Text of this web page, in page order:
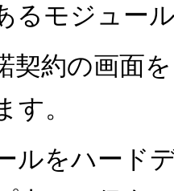
るモジュー
契約の画面
す。
ルをハード